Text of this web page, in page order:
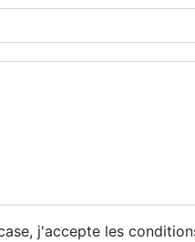
j'accepte les